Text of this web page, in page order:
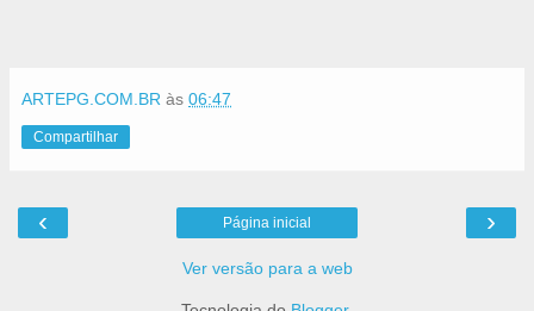
ARTEPG.COM.BR às 06:47
Compartilhar
‹ ›
Página inicial
Ver versão para a web